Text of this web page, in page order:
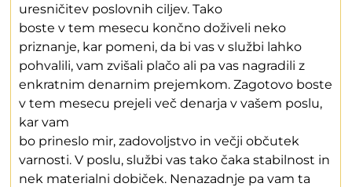
uresničitev poslovnih ciljev. Tako
boste v tem mesecu končno doživeli neko
priznanje, kar pomeni, da bi vas v službi lahko
pohvalili, vam zvišali plačo ali pa vas nagradili z
enkratnim denarnim prejemkom. Zagotovo boste
v tem mesecu prejeli več denarja v vašem poslu,
kar vam
bo prineslo mir, zadovoljstvo in večji občutek
varnosti. V poslu, službi vas tako čaka stabilnost in
nek materialni dobiček. Nenazadnje pa vam ta